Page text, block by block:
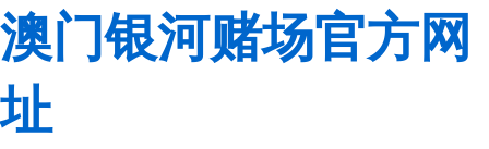
澳门银河赌场官方网
址